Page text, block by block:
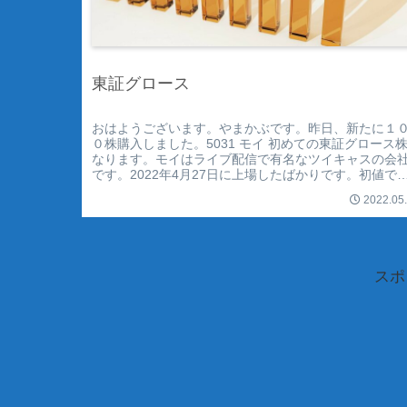
東証グロース
おはようございます。やまかぶです。昨日、新たに１０
０株購入しました。5031 モイ 初めての東証グロース
なります。モイはライブ配信で有名なツイキャスの会
です。2022年4月27日に上場したばかりです。初値では
ス